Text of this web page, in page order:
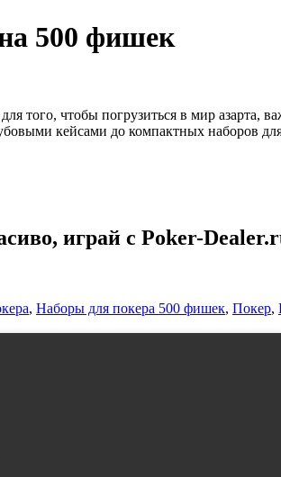
500 фишек
того, чтобы погрузиться в мир
кейсами до компактных наборов
играй с Poker-
, Наборы для покера 500 фишек, Покер,